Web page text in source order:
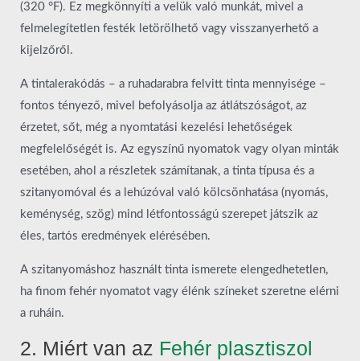
(320 °F). Ez megkönnyíti a velük való munkát, mivel a
felmelegítetlen festék letörölhető vagy visszanyerhető a
kijelzőről.
A tintalerakódás – a ruhadarabra felvitt tinta mennyisége –
fontos tényező, mivel befolyásolja az átlátszóságot, az
érzetet, sőt, még a nyomtatási kezelési lehetőségek
megfelelőségét is. Az egyszínű nyomatok vagy olyan minták
esetében, ahol a részletek számítanak, a tinta típusa és a
szitanyomóval és a lehúzóval való kölcsönhatása (nyomás,
keménység, szög) mind létfontosságú szerepet játszik az
éles, tartós eredmények elérésében.
A szitanyomáshoz használt tinta ismerete elengedhetetlen,
ha finom fehér nyomatot vagy élénk színeket szeretne elérni
a ruháin.
2. Miért van az Fehér plasztiszol